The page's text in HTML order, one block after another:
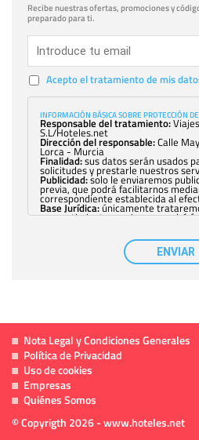
Recibe nuestras ofertas, promociones y
preparado para ti.
Acepto el tratamiento de mis
INFORMACIÓN BÁSICA SOBRE PROTECCIÓN
Responsable del tratamiento:
S.L/Hoteles.net
Dirección del responsable:Calle
Lorca - Murcia
Finalidad:sus datos serán usados
solicitudes y prestarle nuestros
Publicidad:solo le enviaremos
previa, que podrá facilitarnos
correspondiente establecida al
Base Jurídica:únicamente
consentimiento previo, que podrá
con carácter
nuestra entidad que esté
tener conocimiento de la
comunicarán datos a terceros.
política de privacidad
ENVIAR
Nota Legal y Condiciones Generales
Política de Privacidad
Uso de cookies
Empresas
Quiénes Somos
© Copyrigth 2026 - www.hoteles.net